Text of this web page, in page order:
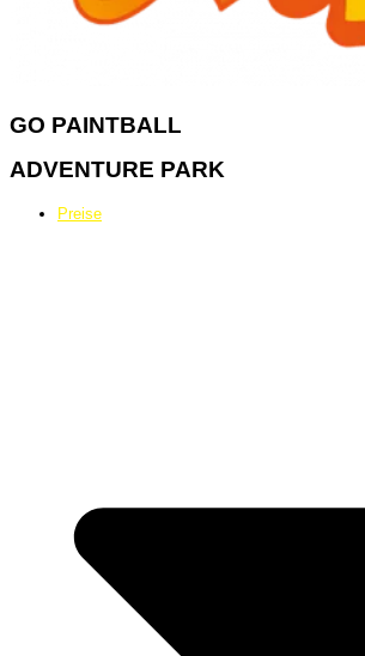
GO PAINTBALL
ADVENTURE PARK
Preise